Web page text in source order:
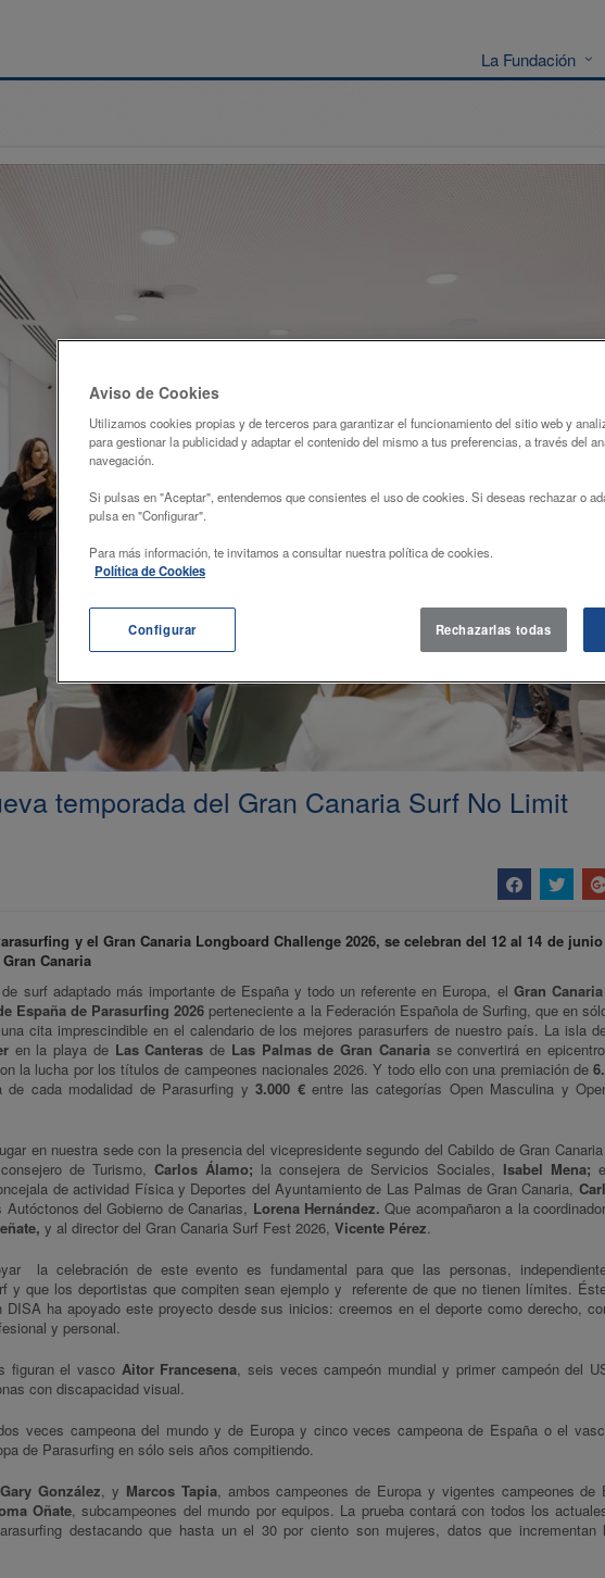
La Fundación
temporada del Gran Canaria Surf No Limit
y el Gran Canaria Longboard Challenge 2026, se celebran del 12 al 14 de
Canaria
surf adaptado más importante de España y todo un referente en Europa, el Gran
España de Parasurfing 2026 perteneciente a la Federación Española de Surfing, que en
cita imprescindible en el calendario de los mejores parasurfers de nuestro país. La isla
en la playa de Las Canteras de Las Palmas de Gran Canariase convertirá en
la lucha por los títulos de campeones nacionales 2026. Y todo ello con una premiación de
de cada modalidad de Parasurfing y3.000 €entre las categorías Open Masculina y
en nuestra sede con la presencia del vicepresidente segundo del Cabildo de Gran
de Turismo, Carlos Álamo; la consejera de Servicios Sociales, Isabel Mena;
de actividad Física y Deportes del Ayuntamiento de Las Palmas de Gran Canaria,
del Gobierno de Canarias, Lorena Hernández.Que acompañaron a la
y al director del Gran Canaria Surf Fest 2026, Vicente Pérez.
la celebración de este evento es fundamental para que las personas,
y que los deportistas que compiten sean ejemplo y referente de que no tienen límites.
ha apoyado este proyecto desde sus inicios: creemos en el deporte como derecho,
y personal.
figuran el vasco Aitor Francesena, seis veces campeón mundial y primer campeón del
con discapacidad visual.
veces campeona del mundo y de Europa y cinco veces campeona de España o el
de Parasurfing en sólo seis años compitiendo.
Gary González, y Marcos Tapia, ambos campeones de Europa y vigentes campeones de
Oñate, subcampeones del mundo por equipos. La prueba contará con todos los
destacando que hasta un el 30 por ciento son mujeres, datos que incrementan
Aviso de Cookies
Utilizamos cookies propias y de terceros para garantizar el funcionamiento del sitio web y
para gestionar la publicidad y adaptar el contenido del mismo a tus preferencias, a través del
navegación.
Si pulsas en "Aceptar", entendemos que consientes el uso de cookies. Si deseas rechazar o
pulsa en "Configurar".
Para más información, te invitamos a consultar nuestra política de cookies.
Política de Cookies
Rechazarlas todas
Configurar